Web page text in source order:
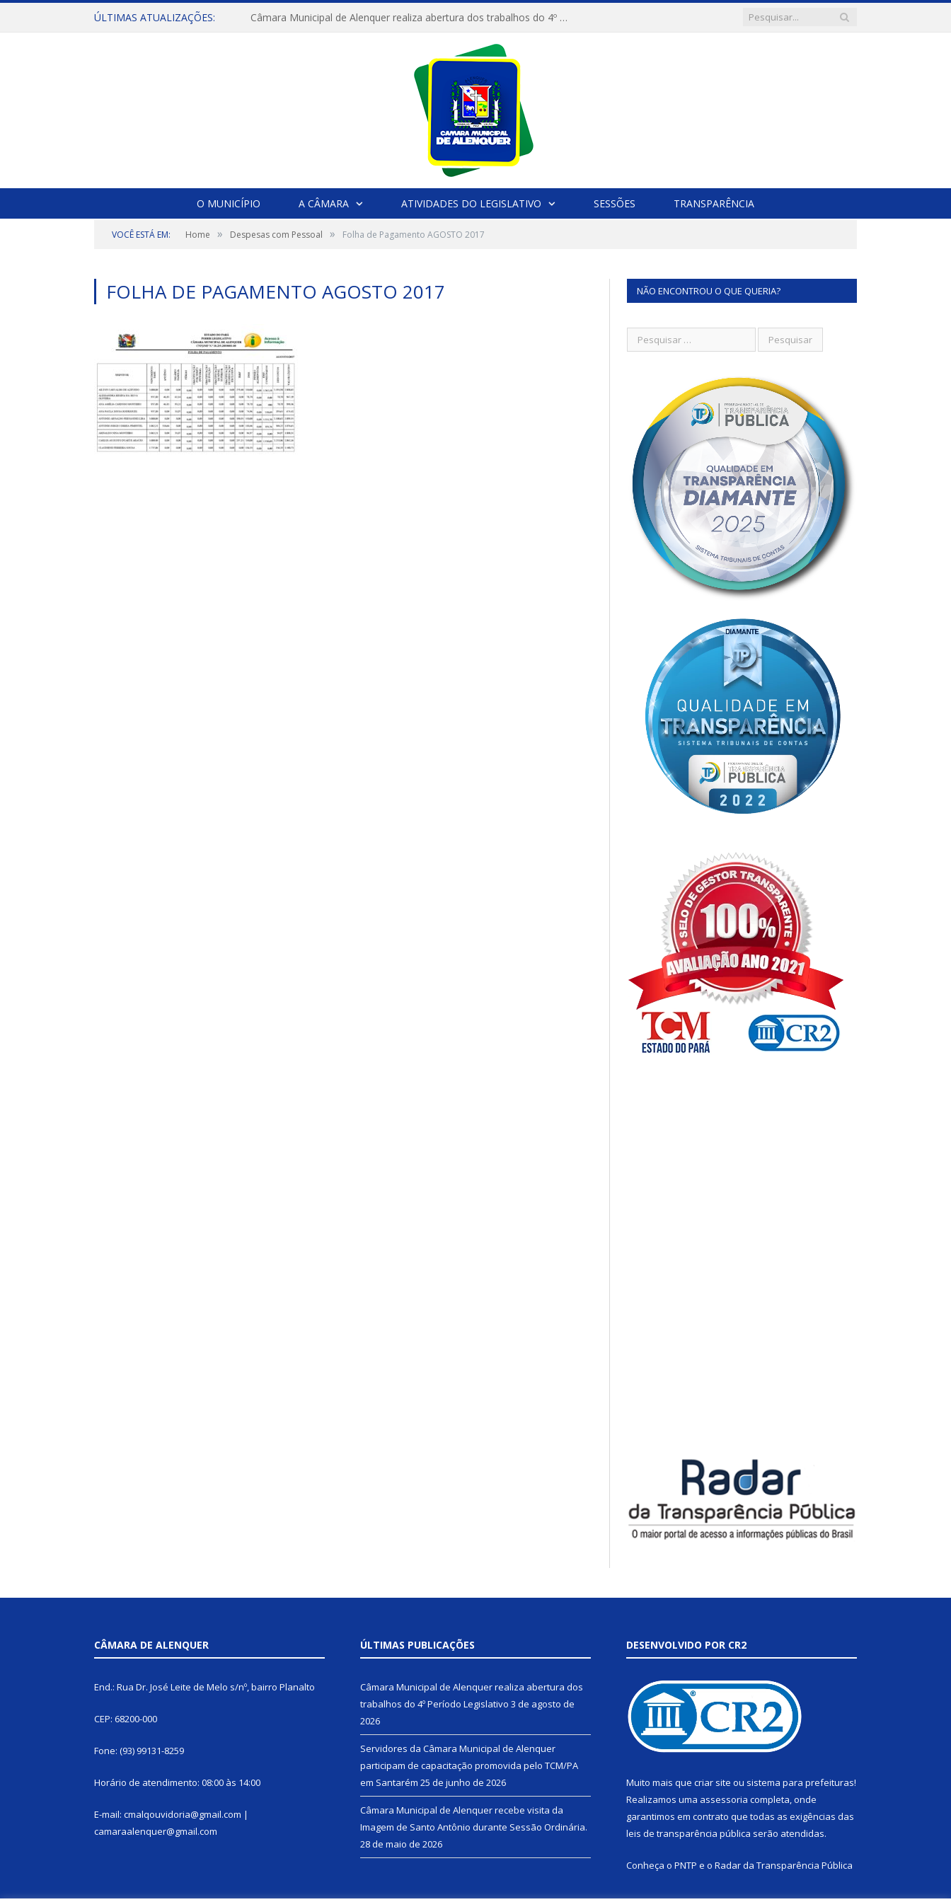
ÚLTIMAS ATUALIZAÇÕES: Câmara Municipal de Alenquer realiza abertura dos trabalhos do 4º Período Legislativo
O MUNICÍPIO A CÂMARA ATIVIDADES DO LEGISLATIVO SESSÕES TRANSPARÊNCIA
VOCÊ ESTÁ EM: Home » Despesas com Pessoal » Folha de Pagamento AGOSTO 2017
FOLHA DE PAGAMENTO AGOSTO 2017 NÃO ENCONTROU O QUE QUERIA?
CÂMARA DE ALENQUER
End.: Rua Dr. José Leite de Melo s/nº, bairro Planalto
CEP: 68200-000
Fone: (93) 99131-8259
Horário de atendimento: 08:00 às 14:00
E-mail: cmalqouvidoria@gmail.com |
camaraalenquer@gmail.com
ÚLTIMAS PUBLICAÇÕES
Câmara Municipal de Alenquer realiza abertura dos
trabalhos do 4º Período Legislativo 3 de agosto de
2026
Servidores da Câmara Municipal de Alenquer
participam de capacitação promovida pelo TCM/PA
em Santarém 25 de junho de 2026
Câmara Municipal de Alenquer recebe visita da
Imagem de Santo Antônio durante Sessão Ordinária.
28 de maio de 2026
DESENVOLVIDO POR CR2
Muito mais que criar site ou sistema para prefeituras!
Realizamos uma assessoria completa, onde
garantimos em contrato que todas as exigências das
leis de transparência pública serão atendidas.
Conheça o PNTP e o Radar da Transparência Pública